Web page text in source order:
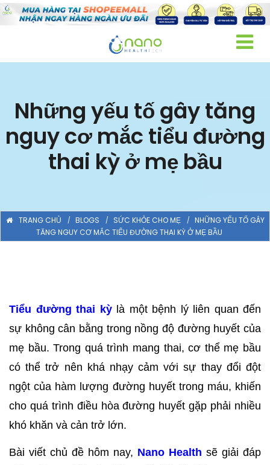
Những yếu tố gây tăng
nguy cơ mắc tiểu đường
thai kỳ ở mẹ bầu
TRANG CHỦ BLOGS SỨC KHỎE CHO MẸ
NHỮNG YẾU TỐ GÂY
TĂNG NGUY CƠ MẮC TIỂU ĐƯỜNG THAI KỲ Ở MẸ BẦU
Tiểu đường thai kỳ là một bệnh lý liên quan đến
sự không cân bằng trong nồng độ đường huyết của
mẹ bầu. Trong quá trình mang thai, cơ thể mẹ bầu
có thể trở nên khá nhạy cảm với sự thay đổi đột
ngột của hàm lượng đường huyết trong máu, khiến
cho quá trình điều hòa đường huyết gặp phải nhiều
khó khăn và cản trở lớn.
Bài viết chủ đề hôm nay, Nano Health sẽ giải đáp